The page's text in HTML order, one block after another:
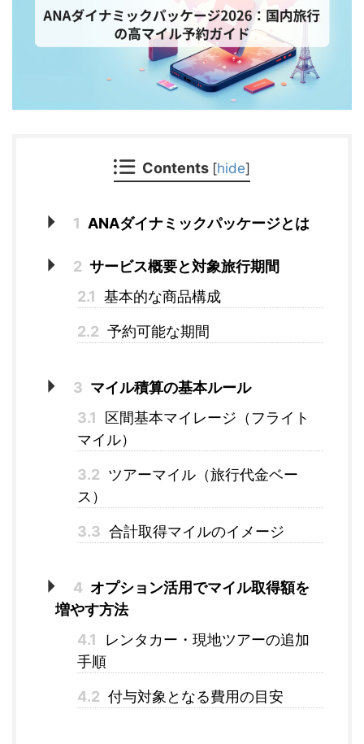
Contents [hide]
1 ANAダイナミックパッケージとは
2 サービス概要と対象旅行期間
2.1 基本的な商品構成
2.2 予約可能な期間
3 マイル積算の基本ルール
3.1
区間基本マイレージ（フライト
マイル）
3.2 ツアーマイル（旅行代金ベー
ス）
3.3 合計取得マイルのイメージ
4 オプション活用でマイル取得額を
増やす方法
4.1
レンタカー・現地ツアーの追加
手順
4.2 付与対象となる費用の目安